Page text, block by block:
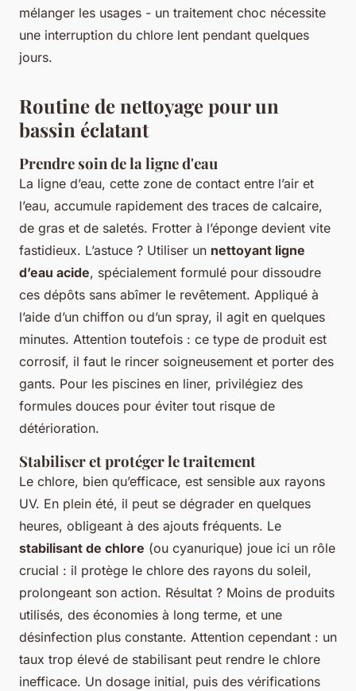
mélanger les usages - un traitement choc nécessite
une interruption du chlore lent pendant quelques
jours.
Routine de nettoyage pour un
bassin éclatant
Prendre soin de la ligne d'eau
La ligne d’eau, cette zone de contact entre l’air et
l’eau, accumule rapidement des traces de calcaire,
de gras et de saletés. Frotter à l’éponge devient vite
fastidieux. L’astuce ? Utiliser un nettoyant ligne
d’eau acide, spécialement formulé pour dissoudre
ces dépôts sans abîmer le revêtement. Appliqué à
l’aide d’un chiffon ou d’un spray, il agit en quelques
minutes. Attention toutefois : ce type de produit est
corrosif, il faut le rincer soigneusement et porter des
gants. Pour les piscines en liner, privilégiez des
formules douces pour éviter tout risque de
détérioration.
Stabiliser et protéger le traitement
Le chlore, bien qu’efficace, est sensible aux rayons
UV. En plein été, il peut se dégrader en quelques
heures, obligeant à des ajouts fréquents. Le
stabilisant de chlore (ou cyanurique) joue ici un rôle
crucial : il protège le chlore des rayons du soleil,
prolongeant son action. Résultat ? Moins de produits
utilisés, des économies à long terme, et une
désinfection plus constante. Attention cependant : un
taux trop élevé de stabilisant peut rendre le chlore
inefficace. Un dosage initial, puis des vérifications